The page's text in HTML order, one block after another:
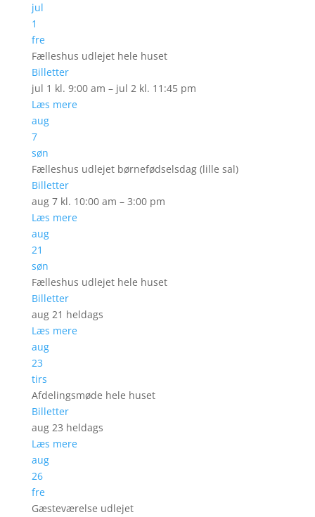
jul
1
fre
Fælleshus udlejet hele huset
Billetter
jul 1 kl. 9:00 am – jul 2 kl. 11:45 pm
Læs mere
aug
7
søn
Fælleshus udlejet børnefødselsdag (lille sal)
Billetter
aug 7 kl. 10:00 am – 3:00 pm
Læs mere
aug
21
søn
Fælleshus udlejet hele huset
Billetter
aug 21 heldags
Læs mere
aug
23
tirs
Afdelingsmøde hele huset
Billetter
aug 23 heldags
Læs mere
aug
26
fre
Gæsteværelse udlejet